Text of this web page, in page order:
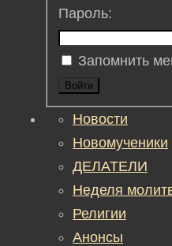
Пароль:
Запомнить
Войти
Новости
Новомученики
ДЕЛАТЕЛИ
Неделя
Религии
Анонсы